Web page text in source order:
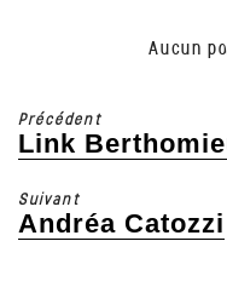
Aucun
Précédent
Article
:
Link
Suivant
Article
Andréa Catozzi